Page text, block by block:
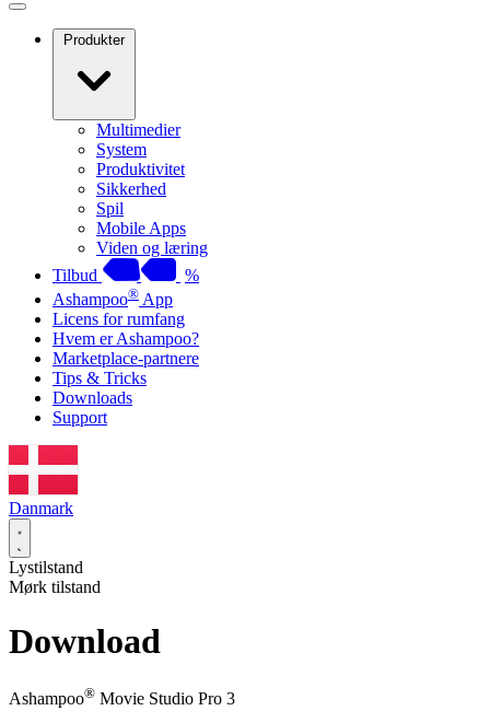
Produkter
Multimedier
System
Produktivitet
Sikkerhed
Spil
Mobile Apps
Viden og læring
Tilbud
%
Ashampoo® App
Licens for rumfang
Hvem er Ashampoo?
Marketplace-partnere
Tips & Tricks
Downloads
Support
Danmark
Lystilstand
Mørk tilstand
Download
Ashampoo® Movie Studio Pro 3